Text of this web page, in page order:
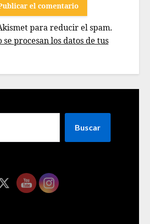
para reducir el spam.
procesan los datos de tus
Buscar